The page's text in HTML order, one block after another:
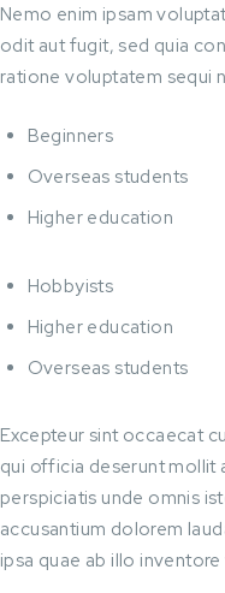
Nemo enim ipsam
odit aut fugit, sed quia
ratione voluptatem sequi
Beginners
Overseas students
Higher education
Hobbyists
Higher education
Overseas students
Excepteur sint occaecat
qui officia deserunt mollit
perspiciatis unde omnis
accusantium dolorem
ipsa quae ab illo